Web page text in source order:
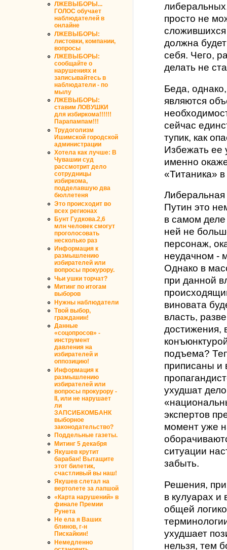
ЛЖЕВЫБОРЫ...
ГОЛОС обучает
наблюдателей в
онлайне
ЛЖЕВЫБОРЫ:
листовки, компании,
вопросы
ЛЖЕВЫБОРЫ:
сообщайте о
нарушениях и
записывайтесь в
наблюдатели - по
мылу
ЛЖЕВЫБОРЫ:
ставим ЛОВУШКИ
для избиркома!!!!!!
Парапампам!!!
Трудоголизм
Ишимской городской
администрации
Хотела как лучше: В
Чувашии суд
рассмотрит дело
сотрудницы
избиркома,
подделавшую два
бюллетеня
Это происходит во
всех регионах
Бунт Гудкова.2,6
млн человек смогут
проголосовать
несколько раз
Информация к
размышлению
избирателей или
вопросы прокурору.
Чьи ушки торчат?
Митинг по итогам
выборов
Нужны наблюдатели
Твой выбор,
гражданин!
Данные
«соцопросов» -
инструмент
давления на
избирателей и
оппозицию!
Информация к
размышлению
избирателей или
вопросы прокурору -
II, или не нарушает
ли
ЗАПСИБКОМБАНК
выборное
законодательство?
Поддельные газеты.
Митинг 5 декабря
Якушев крутит
барабан! Вытащите
этот билетик,
счастливый вы наш!
Якушев слетал на
вертолете за лапшой
«Карта нарушений» в
финале Премии
Рунета
Не ела я Ваших
блинов, г-н
Пискайкин!
Немедленно
просто не
сложившихся
должна
себя. Чего,
делать не
Беда,
являются
сейчас
тупик, как
Избежать ее
именно
«Титаника»
Либеральная
Путин это
в самом деле
ней не
персонаж,
неудачном -
Однако в
при данной
виновата
власть,
достижения,
подъема?
приписаны и
ухудшат
экспертов
момент уже
ситуации
забыть.
Решения,
в кулуарах и
общей
ухудшает
нельзя, тем